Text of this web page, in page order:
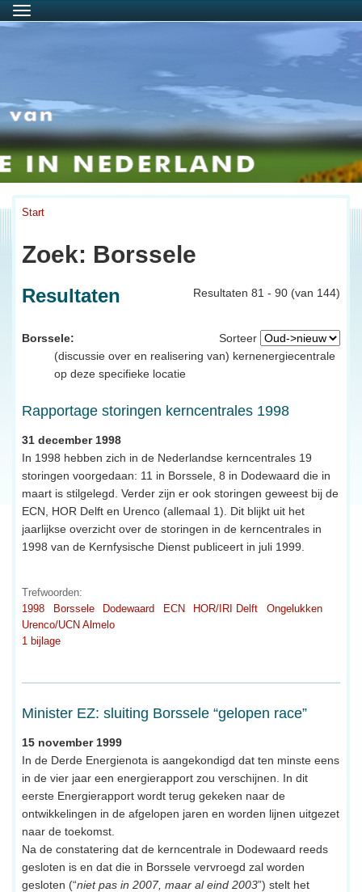
Menu
Start
Zoek: Borssele
Resultaten 81 - 90 (van 144)
Resultaten
Sorteer
Borssele:
(discussie over en realisering van) kernenergiecentrale
op deze specifieke locatie
Rapportage storingen kerncentrales 1998
31 december 1998
In 1998 hebben zich in de Nederlandse kerncentrales 19
storingen voorgedaan: 11 in Borssele, 8 in Dodewaard die in
maart is stilgelegd. Verder zijn er ook storingen geweest bij de
ECN, HOR Delft en Urenco (allemaal 1). Dit blijkt uit het
jaarlijkse overzicht over de storingen in de kerncentrales in
1998 van de Kernfysische Dienst publiceert in juli 1999.
Trefwoorden:
1998
Borssele Dodewaard ECN HOR/IRI Delft
Ongelukken
Urenco/UCN Almelo
1 bijlage
Minister EZ: sluiting Borssele “gelopen race”
15 november 1999
In de Derde Energienota is aangekondigd dat ten minste eens
in de vier jaar een energierapport zou verschijnen. In dit
eerste Energierapport wordt terug gekeken naar de
ontwikkelingen in de afgelopen jaren en worden lijnen uitgezet
naar de toekomst.
Na de constatering dat de kerncentrale in Dodewaard reeds
gesloten is en dat die in Borssele vervroegd zal worden
gesloten (“niet pas in 2007, maar al eind 2003”) stelt het